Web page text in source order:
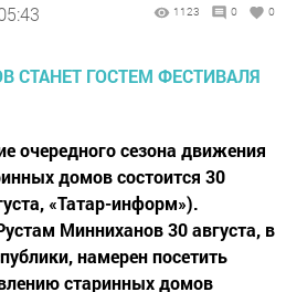
1123 0 0
очередного сезона движения
домов состоится 30
«Татар-информ»).
Минниханов 30 августа, в
намерен посетить
старинных домов